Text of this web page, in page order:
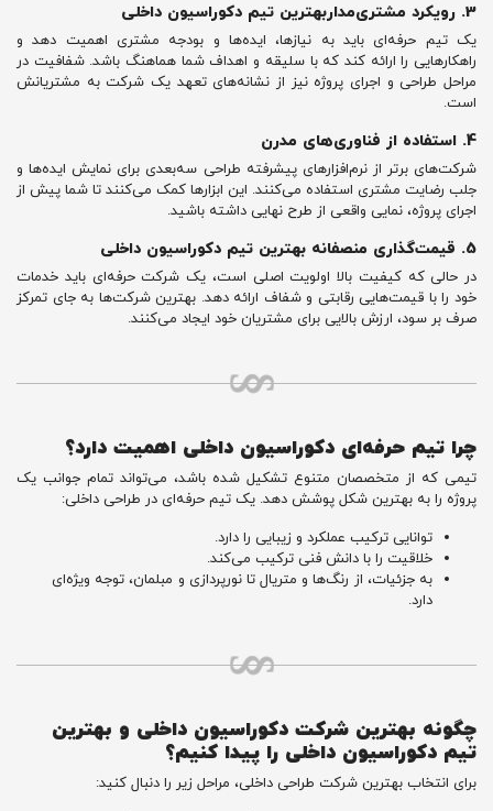
3. رویکرد مشتری‌مداربهترین تیم دکوراسیون داخلی
یک تیم حرفه‌ای باید به نیازها، ایده‌ها و بودجه مشتری اهمیت دهد و
راهکارهایی را ارائه کند که با سلیقه و اهداف شما هماهنگ باشد. شفافیت در
مراحل طراحی و اجرای پروژه نیز از نشانه‌های تعهد یک شرکت به مشتریانش
است.
4. استفاده از فناوری‌های مدرن
شرکت‌های برتر از نرم‌افزارهای پیشرفته طراحی سه‌بعدی برای نمایش ایده‌ها و
جلب رضایت مشتری استفاده می‌کنند. این ابزارها کمک می‌کنند تا شما پیش از
اجرای پروژه، نمایی واقعی از طرح نهایی داشته باشید.
5. قیمت‌گذاری منصفانه بهترین تیم دکوراسیون داخلی
در حالی که کیفیت بالا اولویت اصلی است، یک شرکت حرفه‌ای باید خدمات
خود را با قیمت‌هایی رقابتی و شفاف ارائه دهد. بهترین شرکت‌ها به جای تمرکز
صرف بر سود، ارزش بالایی برای مشتریان خود ایجاد می‌کنند.
چرا تیم حرفه‌ای دکوراسیون داخلی اهمیت دارد؟
تیمی که از متخصصان متنوع تشکیل شده باشد، می‌تواند تمام جوانب یک
پروژه را به بهترین شکل پوشش دهد. یک تیم حرفه‌ای در طراحی داخلی:
توانایی ترکیب عملکرد و زیبایی را دارد.
خلاقیت را با دانش فنی ترکیب می‌کند.
به جزئیات، از رنگ‌ها و متریال تا نورپردازی و مبلمان، توجه ویژه‌ای
دارد.
چگونه بهترین شرکت دکوراسیون داخلی و بهترین
تیم دکوراسیون داخلی را پیدا کنیم؟
برای انتخاب بهترین شرکت طراحی داخلی، مراحل زیر را دنبال کنید: